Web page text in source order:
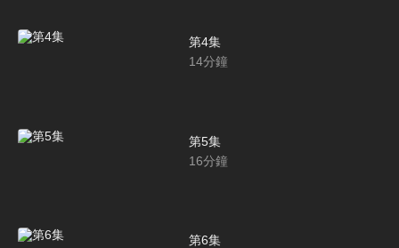
第4集
14分鐘
第5集
16分鐘
第6集